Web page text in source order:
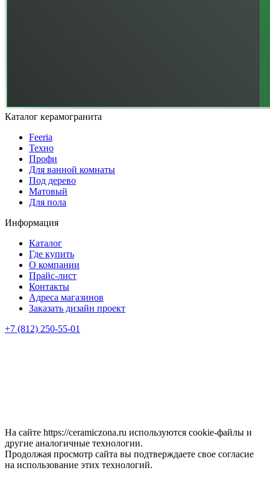
Каталог керамогранита
Feeria
Техно
Профи
Для ванной комнаты
Под дерево
Матовый
Для пола
Информация
Каталог
Где купить
О компании
Прайс-лист
Контакты
Адреса магазинов
Заказать дизайн проект
+7 (812) 250-55-01
На сайте https://ceramiczona.ru используются coоkie-файлы и
другие аналогичные технологии.
Продолжая просмотр сайта вы подтверждаете свое согласие
на использование этих технологий.